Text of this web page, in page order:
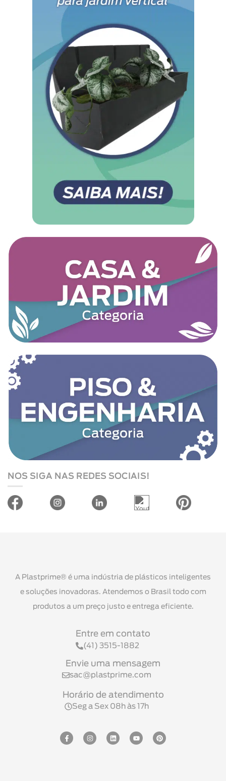
NOS SIGA NAS REDES SOCIAIS!
A Plastprime® é uma indústria de plásticos inteligentes
e soluções inovadoras. Atendemos o Brasil todo com
produtos a um preço justo e entrega eficiente.
Entre em contato
(41) 3515-1882
Envie uma mensagem
sac@plastprime.com
Horário de atendimento
Seg a Sex 08h às 17h